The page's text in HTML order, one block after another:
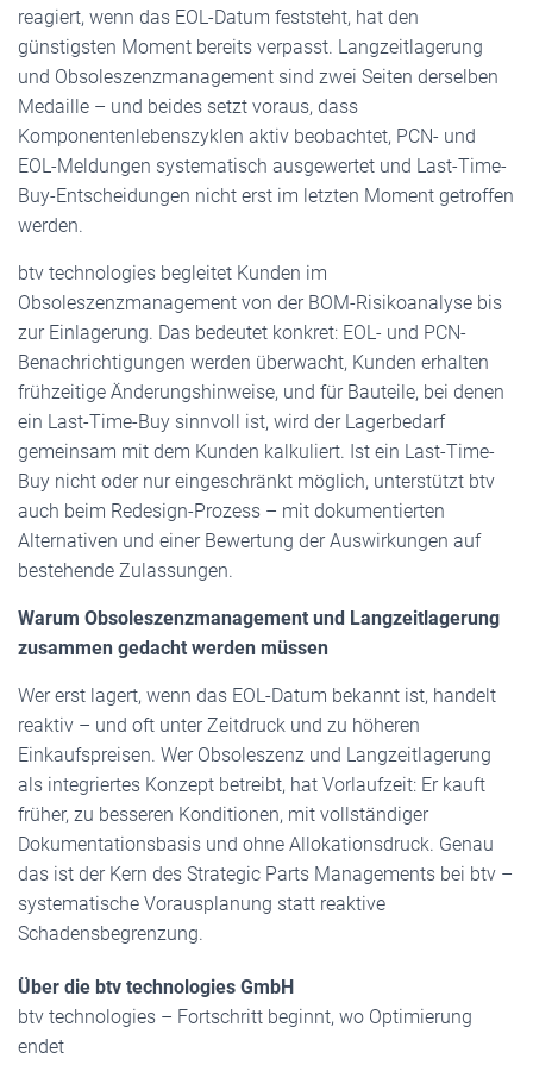
reagiert, wenn das EOL-Datum feststeht, hat den
günstigsten Moment bereits verpasst. Langzeitlagerung
und Obsoleszenzmanagement sind zwei Seiten derselben
Medaille – und beides setzt voraus, dass
Komponentenlebenszyklen aktiv beobachtet, PCN- und
EOL-Meldungen systematisch ausgewertet und Last-Time-
Buy-Entscheidungen nicht erst im letzten Moment getroffen
werden.
btv technologies begleitet Kunden im
Obsoleszenzmanagement von der BOM-Risikoanalyse bis
zur Einlagerung. Das bedeutet konkret: EOL- und PCN-
Benachrichtigungen werden überwacht, Kunden erhalten
frühzeitige Änderungshinweise, und für Bauteile, bei denen
ein Last-Time-Buy sinnvoll ist, wird der Lagerbedarf
gemeinsam mit dem Kunden kalkuliert. Ist ein Last-Time-
Buy nicht oder nur eingeschränkt möglich, unterstützt btv
auch beim Redesign-Prozess – mit dokumentierten
Alternativen und einer Bewertung der Auswirkungen auf
bestehende Zulassungen.
Warum Obsoleszenzmanagement und Langzeitlagerung
zusammen gedacht werden müssen
Wer erst lagert, wenn das EOL-Datum bekannt ist, handelt
reaktiv – und oft unter Zeitdruck und zu höheren
Einkaufspreisen. Wer Obsoleszenz und Langzeitlagerung
als integriertes Konzept betreibt, hat Vorlaufzeit: Er kauft
früher, zu besseren Konditionen, mit vollständiger
Dokumentationsbasis und ohne Allokationsdruck. Genau
das ist der Kern des Strategic Parts Managements bei btv –
systematische Vorausplanung statt reaktive
Schadensbegrenzung.
Über die btv technologies GmbH
btv technologies – Fortschritt beginnt, wo Optimierung
endet